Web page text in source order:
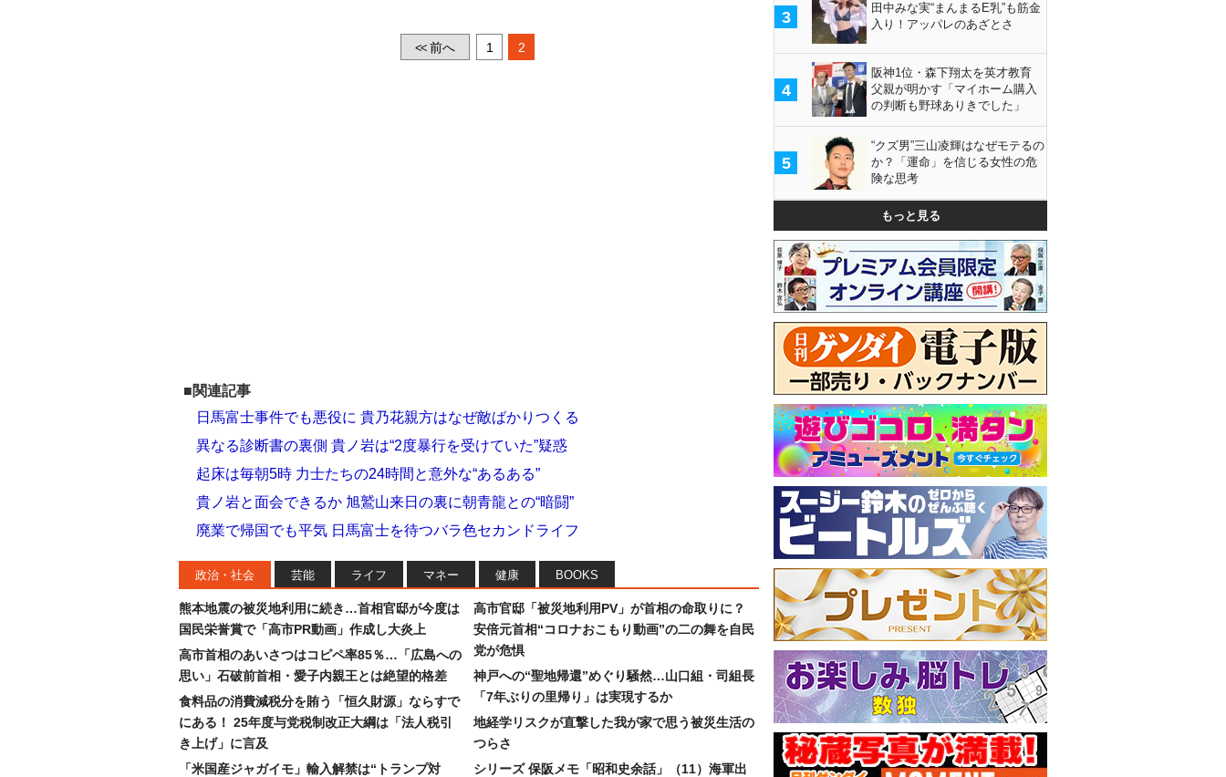
<<前へ 1 2
■関連記事
日馬富士事件でも悪役に 貴乃花親方はなぜ敵ばかりつくる
異なる診断書の裏側 貴ノ岩は“2度暴行を受けていた”疑惑
起床は毎朝5時 力士たちの24時間と意外な“あるある”
貴ノ岩と面会できるか 旭鷲山来日の裏に朝青龍との“暗闘”
廃業で帰国でも平気 日馬富士を待つバラ色セカンドライフ
政治・社会 芸能 ライフ マネー 健康 BOOKS
熊本地震の被災地利用に続き…首相官邸が今度は
国民栄誉賞で「高市PR動画」作成し大炎上
高市首相のあいさつはコピペ率85％…「広島への
思い」石破前首相・愛子内親王とは絶望的格差
食料品の消費減税分を賄う「恒久財源」ならすで
にある！ 25年度与党税制改正大綱は「法人税引
き上げ」に言及
「米国産ジャガイモ」輸入解禁は“トランプ対
高市官邸「被災地利用PV」が首相の命取りに？
安倍元首相“コロナおこもり動画”の二の舞を自民
党が危惧
神戸への“聖地帰還”めぐり騒然…山口組・司組長
「7年ぶりの里帰り」は実現するか
地経学リスクが直撃した我が家で思う被災生活の
つらさ
シリーズ 保阪メモ「昭和史余話」（11）海軍出
3
田中みな実“まんまるE乳”も筋金
入り！アッパレのあざとさ
4
阪神1位・森下翔太を英才教育
父親が明かす「マイホーム購入
の判断も野球ありきでした」
5
“クズ男”三山凌輝はなぜモテるの
か？「運命」を信じる女性の危
険な思考
もっと見る